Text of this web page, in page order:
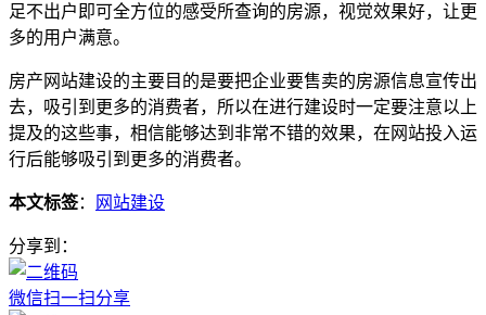
足不出户即可全方位的感受所查询的房源，视觉效果好，让更
多的用户满意。
房产网站建设的主要目的是要把企业要售卖的房源信息宣传出
去，吸引到更多的消费者，所以在进行建设时一定要注意以上
提及的这些事，相信能够达到非常不错的效果，在网站投入运
行后能够吸引到更多的消费者。
本文标签： 网站建设
分享到：
微信扫一扫分享